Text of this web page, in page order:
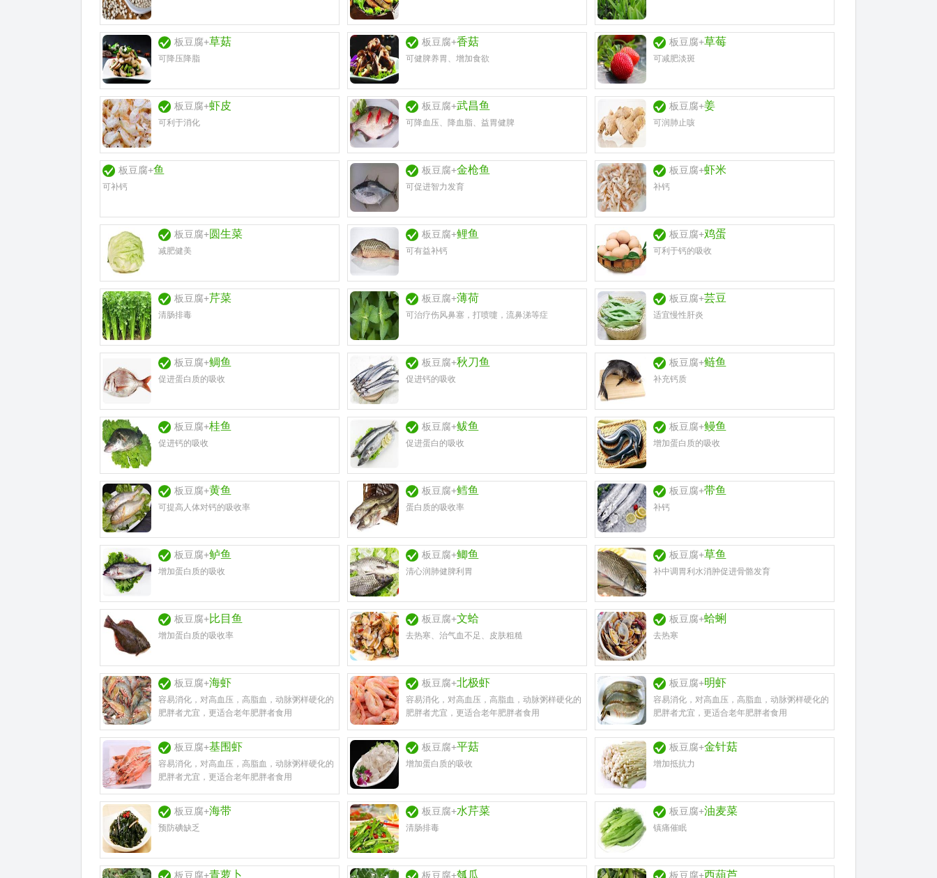
板豆腐+草菇
可降压降脂
板豆腐+香菇
可健脾养胃、增加食欲
板豆腐+草莓
可减肥淡斑
板豆腐+虾皮
可利于消化
板豆腐+武昌鱼
可降血压、降血脂、益胃健脾
板豆腐+姜
可润肺止咳
板豆腐+鱼
可补钙
板豆腐+金枪鱼
可促进智力发育
板豆腐+虾米
补钙
板豆腐+圆生菜
减肥健美
板豆腐+鲤鱼
可有益补钙
板豆腐+鸡蛋
可利于钙的吸收
板豆腐+芹菜
清肠排毒
板豆腐+薄荷
可治疗伤风鼻塞，打喷嚏，流鼻涕等症
板豆腐+芸豆
适宜慢性肝炎
板豆腐+鲷鱼
促进蛋白质的吸收
板豆腐+秋刀鱼
促进钙的吸收
板豆腐+鲢鱼
补充钙质
板豆腐+桂鱼
促进钙的吸收
板豆腐+鲅鱼
促进蛋白的吸收
板豆腐+鳗鱼
增加蛋白质的吸收
板豆腐+黄鱼
可提高人体对钙的吸收率
板豆腐+鳕鱼
蛋白质的吸收率
板豆腐+带鱼
补钙
板豆腐+鲈鱼
增加蛋白质的吸收
板豆腐+鲫鱼
清心润肺健脾利胃
板豆腐+草鱼
补中调胃利水消肿促进骨骼发育
板豆腐+比目鱼
增加蛋白质的吸收率
板豆腐+文蛤
去热寒、治气血不足、皮肤粗糙
板豆腐+蛤蜊
去热寒
板豆腐+海虾
容易消化，对高血压，高脂血，动脉粥样硬化的
肥胖者尤宜，更适合老年肥胖者食用
板豆腐+北极虾
容易消化，对高血压，高脂血，动脉粥样硬化的
肥胖者尤宜，更适合老年肥胖者食用
板豆腐+明虾
容易消化，对高血压，高脂血，动脉粥样硬化的
肥胖者尤宜，更适合老年肥胖者食用
板豆腐+基围虾
容易消化，对高血压，高脂血，动脉粥样硬化的
肥胖者尤宜，更适合老年肥胖者食用
板豆腐+平菇
增加蛋白质的吸收
板豆腐+金针菇
增加抵抗力
板豆腐+海带
预防碘缺乏
板豆腐+水芹菜
清肠排毒
板豆腐+油麦菜
镇痛催眠
板豆腐+青萝卜 板豆腐+瓠瓜 板豆腐+西葫芦